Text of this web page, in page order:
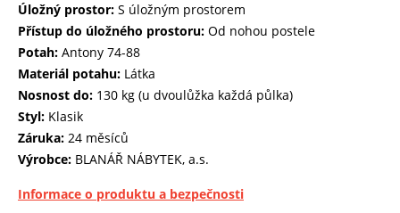
Úložný prostor: S úložným prostorem
Přístup do úložného prostoru: Od nohou postele
Potah: Antony 74-88
Materiál potahu: Látka
Nosnost do: 130 kg (u dvoulůžka každá půlka)
Styl: Klasik
Záruka: 24 měsíců
Výrobce: BLANÁŘ NÁBYTEK, a.s.
Informace o produktu a bezpečnosti